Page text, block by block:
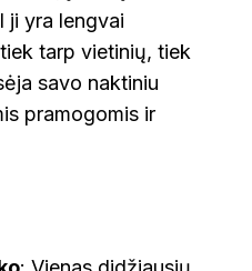
ji yra lengvai
tarp vietinių, tiek
savo naktiniu
pramogomis ir